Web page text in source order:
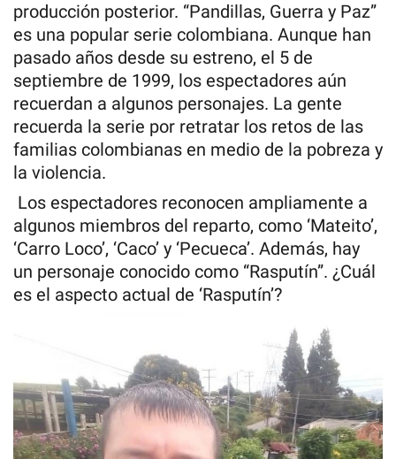
producción posterior. “Pandillas, Guerra y Paz”
es una popular serie colombiana. Aunque han
pasado años desde su estreno, el 5 de
septiembre de 1999, los espectadores aún
recuerdan a algunos personajes. La gente
recuerda la serie por retratar los retos de las
familias colombianas en medio de la pobreza y
la violencia.
Los espectadores reconocen ampliamente a
algunos miembros del reparto, como ‘Mateito’,
‘Carro Loco’, ‘Caco’ y ‘Pecueca’. Además, hay
un personaje conocido como “Rasputín”. ¿Cuál
es el aspecto actual de ‘Rasputín’?